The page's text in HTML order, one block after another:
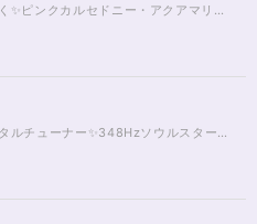
柔らかにご縁を導く✨ピンクカルセドニー・アクアマリンブレスレット16cm
霊性研磨のクリスタルチューナー✨348Hzソウルスターチャクラのヒーリング